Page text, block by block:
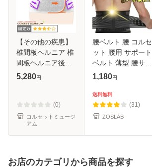
【その他の疾患】
椎間板ヘルニア 椎
間板ヘルニア後遺
症 腰椎すべり症 ｜
5,280円
(0)
コルセットミュージ
アム
腰ベルト 腰 コルセ
ット 腰用 サポート
ベルト 薄型 腰サポ
ーター 薄い 腰サポ
トサポーター 腰の
サポーター ボーン
コル
1,180円
送料無料
(31)
ZOSLAB
お店のカテゴリから商品を探す